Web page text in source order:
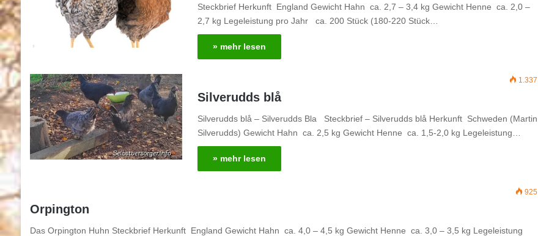
Steckbrief Herkunft England Gewicht Hahn ca. 2,7 – 3,4 kg Gewicht Henne ca. 2,0 –
2,7 kg Legeleistung pro Jahr ca. 200 Stück (180-220 Stück…
» mehr lesen
1.337
Silverudds blå
Silverudds blå – Silverudds Bla Steckbrief – Silverudds blå Herkunft Schweden (Martin
Silverudds) Gewicht Hahn ca. 2,5 kg Gewicht Henne ca. 1,5-2,0 kg Legeleistung…
» mehr lesen
925
Orpington
Das Orpington Huhn Steckbrief Herkunft England Gewicht Hahn ca. 4,0 – 4,5 kg Gewicht Henne ca. 3,0 – 3,5 kg Legeleistung